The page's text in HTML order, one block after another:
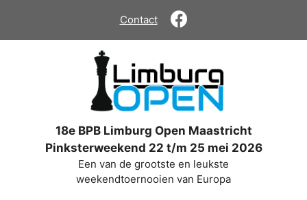
de
Contact
18e BPB Limburg Open Maastricht
Pinksterweekend 22 t/m 25 mei 2026
Een van de grootste en leukste
weekendtoernooien van Europa